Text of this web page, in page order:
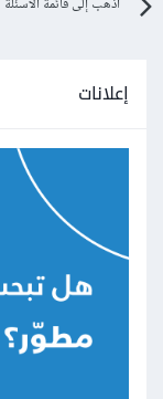
إعلانات